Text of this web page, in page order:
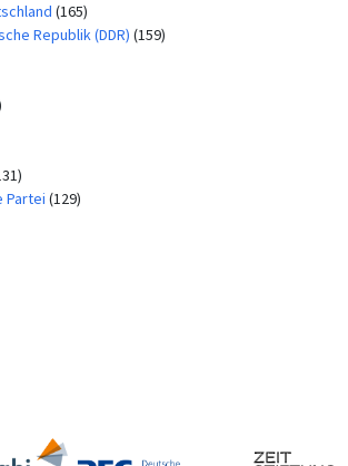
(165)
Republik (DDR) (159)
Partei (129)